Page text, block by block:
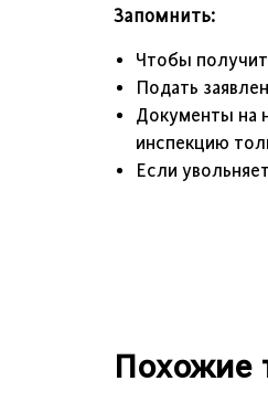
Запомнить:
Чтобы
Подать
Документы на
инспекцию
Если
Похожие